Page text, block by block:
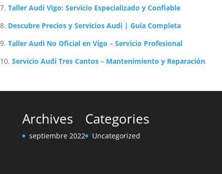
Taller Audi Vigo: Servicio Especializado y Confiable
Descubre Precios y Servicios Audi | Guía Completa
Taller Audi No Oficial en Vigo – Servicio Profesional
Servicio Audi Tres Cantos – Mantenimiento y Reparación
Archives
septiembre 2022
Categories
Uncategorized